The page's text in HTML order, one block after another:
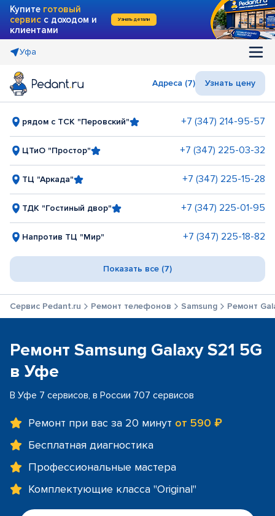
Купите готовый
сервис с доходом и
клиентами
Узнать детали
Уфа
Адреса (7) Узнать цену
рядом с ТСК "Перовский" +7 (347) 214-95-57
ЦТиО "Простор" +7 (347) 225-03-32
ТЦ "Аркада" +7 (347) 225-15-28
ТДК "Гостиный двор" +7 (347) 225-01-95
Напротив ТЦ "Мир" +7 (347) 225-18-82
Показать все (7)
Сервис Pedant.ru Ремонт телефонов Samsung Ремонт
Ремонт Samsung Galaxy S21 5G
в Уфе
В Уфе 7 сервисов, в России 707 сервисов
Ремонт при вас за 20 минут от 590 ₽
Бесплатная диагностика
Профессиональные мастера
Комплектующие класса "Original"